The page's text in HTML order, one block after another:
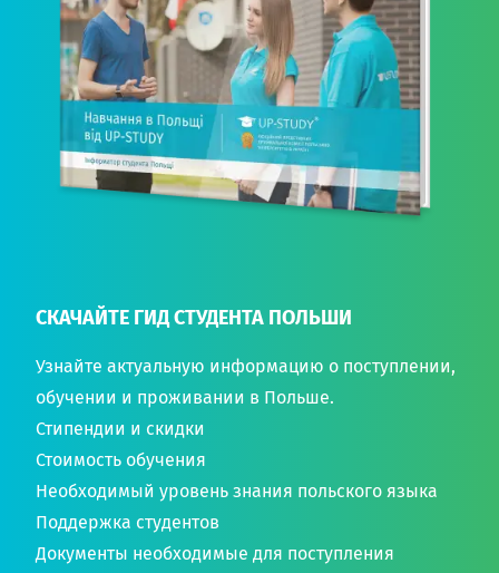
СКАЧАЙТЕ ГИД СТУДЕНТА ПОЛЬШИ
Узнайте актуальную информацию о поступлении,
обучении и проживании в Польше.
Стипендии и скидки
Стоимость обучения
Необходимый уровень знания польского языка
Поддержка студентов
Документы необходимые для поступления